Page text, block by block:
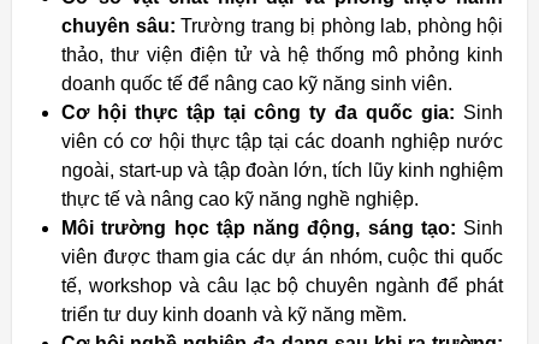
chuyên sâu: Trường trang bị phòng lab, phòng hội
thảo, thư viện điện tử và hệ thống mô phỏng kinh
doanh quốc tế để nâng cao kỹ năng sinh viên.
Cơ hội thực tập tại công ty đa quốc gia: Sinh
viên có cơ hội thực tập tại các doanh nghiệp nước
ngoài, start-up và tập đoàn lớn, tích lũy kinh nghiệm
thực tế và nâng cao kỹ năng nghề nghiệp.
Môi trường học tập năng động, sáng tạo: Sinh
viên được tham gia các dự án nhóm, cuộc thi quốc
tế, workshop và câu lạc bộ chuyên ngành để phát
triển tư duy kinh doanh và kỹ năng mềm.